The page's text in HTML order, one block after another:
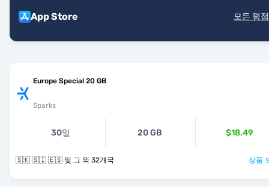
App Store 모든 평
Europe Special 20 GB
Sparks
30일 20 GB $18.49
🇸🇰 🇸🇮 🇪🇸 및 그 외 32개국 상품